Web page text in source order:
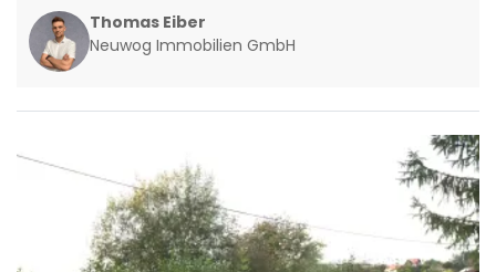
Thomas Eiber
Neuwog Immobilien GmbH